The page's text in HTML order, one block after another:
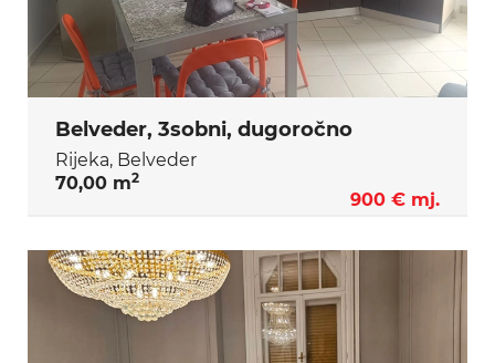
Belveder, 3sobni, dugoročno
Rijeka, Belveder
70,00 m2
900 € mj.